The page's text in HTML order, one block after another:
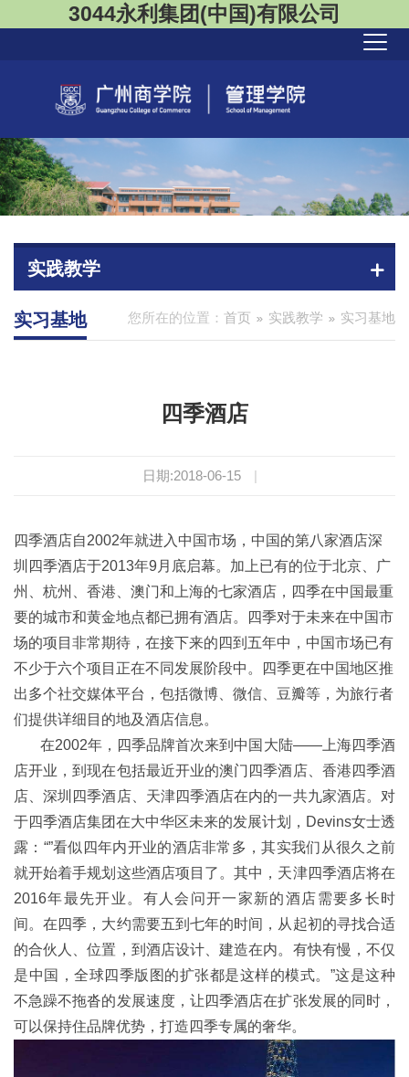
3044永利集团(中国)有限公司
实践教学
您所在的位置： 首页 实践教学 实习基地
实习基地
四季酒店
日期:2018-06-15 |
四季酒店自2002年就进入中国市场，中国的第八家酒店深
圳四季酒店于2013年9月底启幕。加上已有的位于北京、广
州、杭州、香港、澳门和上海的七家酒店，四季在中国最重
要的城市和黄金地点都已拥有酒店。四季对于未来在中国市
场的项目非常期待，在接下来的四到五年中，中国市场已有
不少于六个项目正在不同发展阶段中。四季更在中国地区推
出多个社交媒体平台，包括微博、微信、豆瓣等，为旅行者
们提供详细目的地及酒店信息。
在2002年，四季品牌首次来到中国大陆——上海四季酒
店开业，到现在包括最近开业的澳门四季酒店、香港四季酒
店、深圳四季酒店、天津四季酒店在内的一共九家酒店。对
于四季酒店集团在大中华区未来的发展计划，Devins女士透
露：“”看似四年内开业的酒店非常多，其实我们从很久之前
就开始着手规划这些酒店项目了。其中，天津四季酒店将在
2016年最先开业。有人会问开一家新的酒店需要多长时
间。在四季，大约需要五到七年的时间，从起初的寻找合适
的合伙人、位置，到酒店设计、建造在内。有快有慢，不仅
是中国，全球四季版图的扩张都是这样的模式。”这是这种
不急躁不拖沓的发展速度，让四季酒店在扩张发展的同时，
可以保持住品牌优势，打造四季专属的奢华。